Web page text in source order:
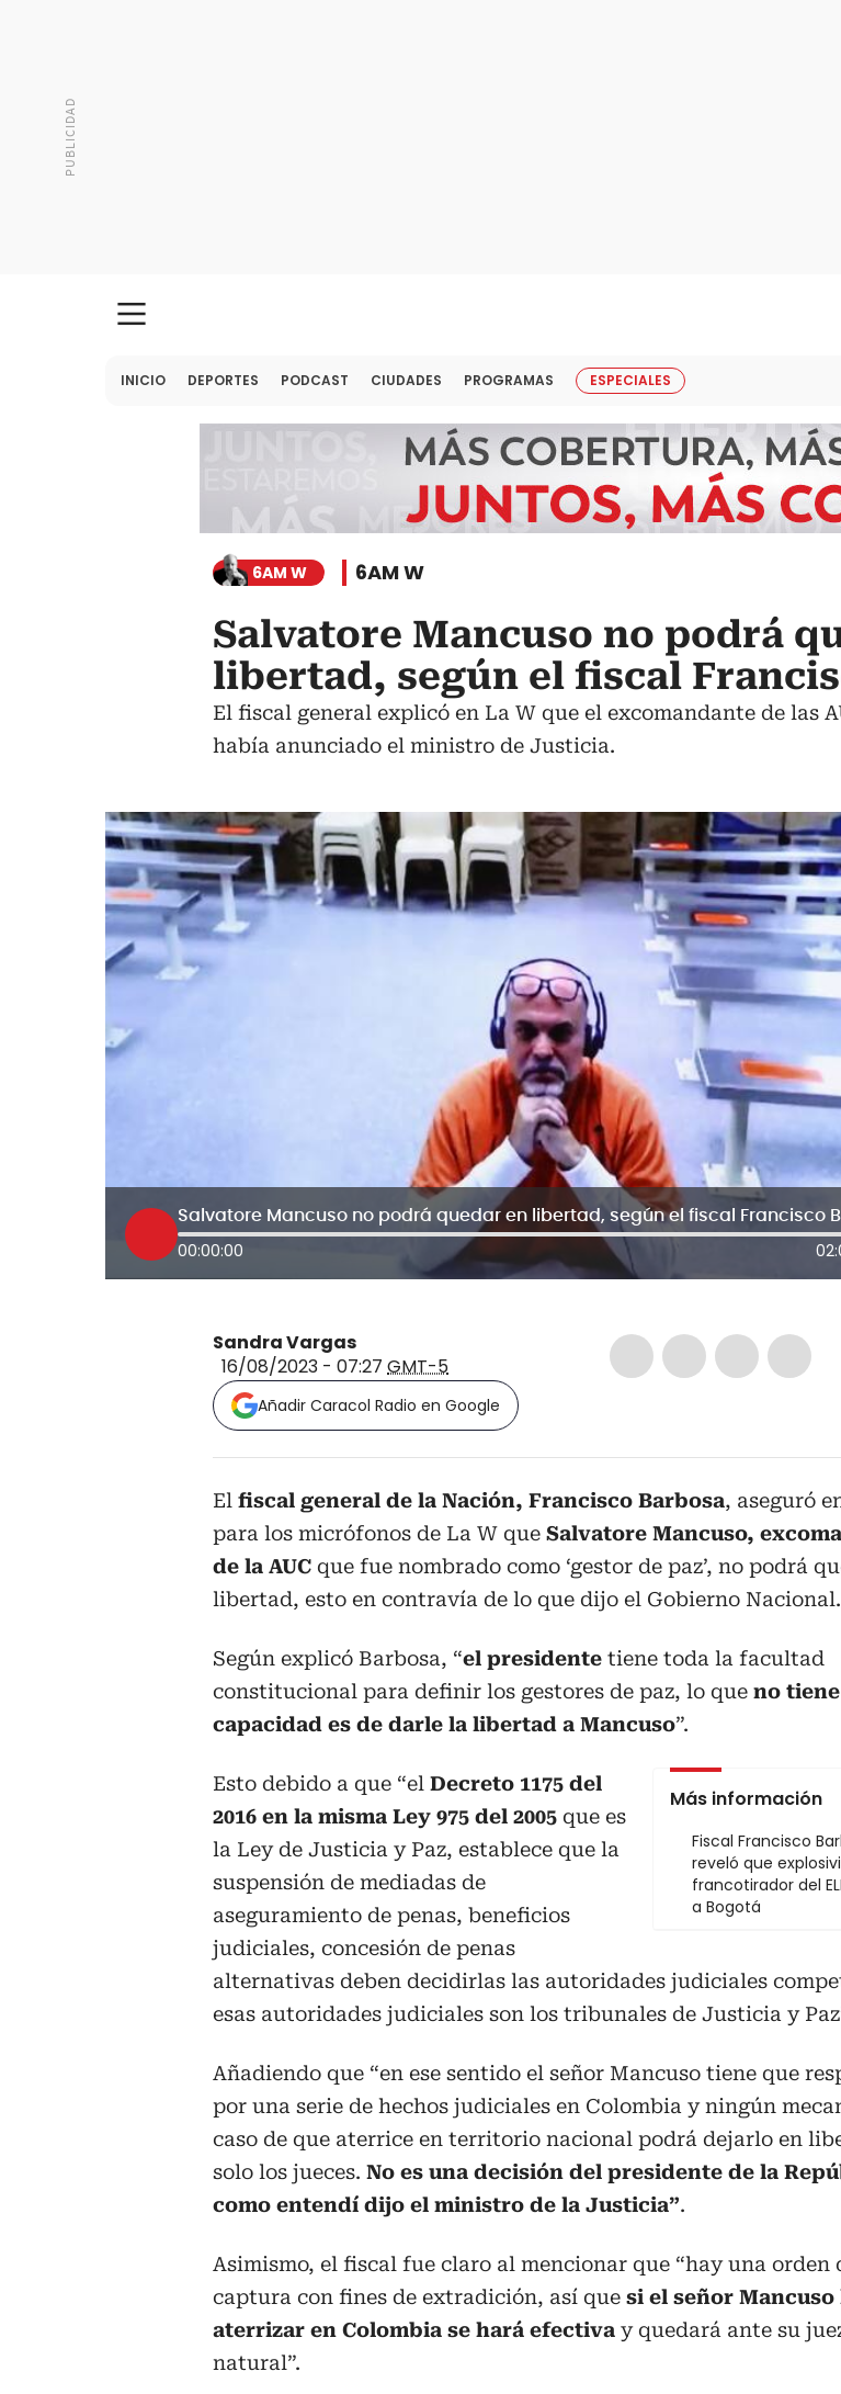
INICIO DEPORTES PODCAST CIUDADES PROGRAMAS ESPECIALES
6AM W 6AM W
Salvatore Mancuso no podrá
libertad, según el fiscal
El fiscal general explicó en La W que el excomandante de
había anunciado el ministro de Justicia.
00:00:00
Sandra Vargas
16/08/2023 - 07:27 GMT-5
Añadir Caracol Radio en Google
El fiscal general de la Nación, Francisco Barbosa, aseguró
para los micrófonos de La W que Salvatore Mancuso,
de la AUC que fue nombrado como ‘gestor de paz’, no podrá
libertad, esto en contravía de lo que dijo el Gobierno Nacional.
Según explicó Barbosa, “el presidente tiene toda la facultad
constitucional para definir los gestores de paz, lo que no tiene
capacidad es de darle la libertad a Mancuso”.
Más información
Fiscal Francisco
reveló que
francotirador del
a Bogotá
Esto debido a que “el Decreto 1175 del
2016 en la misma Ley 975 del 2005 que es
la Ley de Justicia y Paz, establece que la
suspensión de mediadas de
aseguramiento de penas, beneficios
judiciales, concesión de penas
alternativas deben decidirlas las autoridades judiciales
esas autoridades judiciales son los tribunales de Justicia y
Añadiendo que “en ese sentido el señor Mancuso tiene que
por una serie de hechos judiciales en Colombia y ningún
caso de que aterrice en territorio nacional podrá dejarlo en
solo los jueces. No es una decisión del presidente de la
como entendí dijo el ministro de la Justicia”.
Asimismo, el fiscal fue claro al mencionar que “hay una orden
captura con fines de extradición, así que si el señor Mancuso
aterrizar en Colombia se hará efectiva y quedará ante su
natural”.